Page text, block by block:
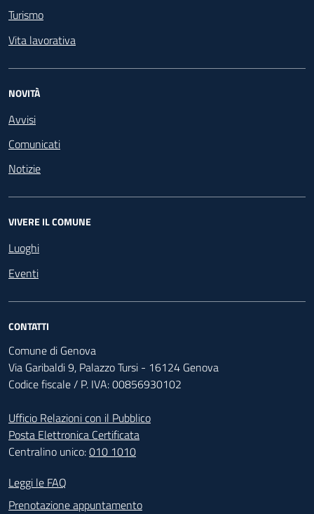
Turismo
Vita lavorativa
NOVITÀ
Avvisi
Comunicati
Notizie
VIVERE IL COMUNE
Luoghi
Eventi
CONTATTI
Comune di Genova
Via Garibaldi 9, Palazzo Tursi - 16124 Genova
Codice fiscale / P. IVA: 00856930102
Ufficio Relazioni con il Pubblico
Posta Elettronica Certificata
Centralino unico:010 1010
Footer - Contatti
Leggi le FAQ
Prenotazione appuntamento